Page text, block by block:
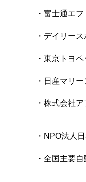
富士通エフ
デイリース
東京トヨペ
日産マリ
株式会社ア
NPO法人
全国主要自